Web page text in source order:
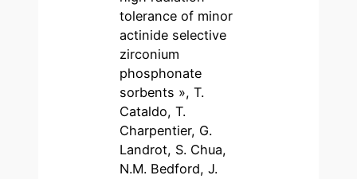
tolerance of minor
actinide selective
zirconium
phosphonate
sorbents », T.
Cataldo, T.
Charpentier, G.
Landrot, S. Chua,
N.M. Bedford, J.